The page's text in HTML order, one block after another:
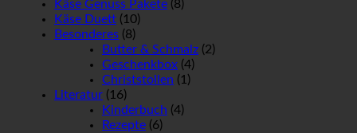
Käse Genuss Pakete (8)
Käse Duett (10)
Besonderes (8)
Butter & Schmalz (2)
Geschenkbox (4)
Christstollen (1)
Literatur (16)
Kinderbuch (4)
Rezepte (6)